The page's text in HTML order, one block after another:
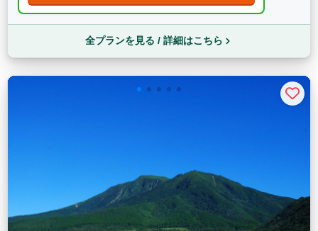
全プランを見る / 詳細はこちら